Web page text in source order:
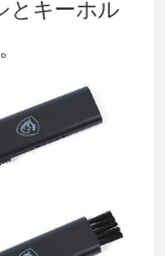
とキーホル